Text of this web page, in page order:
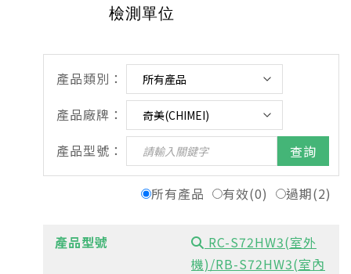
檢測單位
產品類別：
產品廠牌：
產品型號：
查詢
所有產品 有效(0) 過期(2)
RC-S72HW3(室外
機)/RB-S72HW3(室內